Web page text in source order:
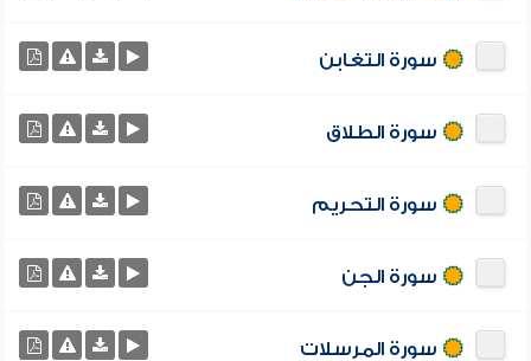
سورة التغابن
سورة الطلاق
سورة التحريم
سورة الجن
سورة المرسلات